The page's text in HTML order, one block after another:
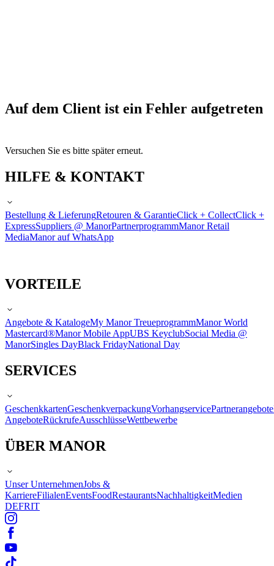
Auf dem Client ist ein Fehler aufgetreten
Versuchen Sie es bitte später erneut.
HILFE & KONTAKT
Bestellung & LieferungRetouren & GarantieClick + CollectClick +
ExpressSuppliers @ ManorPartnerprogrammManor Retail
MediaManor auf WhatsApp
VORTEILE
Angebote & KatalogeMy Manor TreueprogrammManor World
Mastercard®Manor Mobile AppUBS KeyclubSocial Media @
ManorSingles DayBlack FridayNational Day
SERVICES
GeschenkkartenGeschenkverpackungVorhangservicePartnerangebote
AngeboteRückrufeAusschlüsseWettbewerbe
ÜBER MANOR
Unser UnternehmenJobs &
KarriereFilialenEventsFoodRestaurantsNachhaltigkeitMedien
DEFRIT